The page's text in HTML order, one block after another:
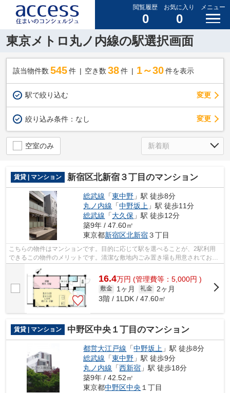
閲覧履歴
0
お気に入り
0
メニュー
東京メトロ丸ノ内線の駅選択画面
該当物件数 545件 空き数 38 件 1～30 件を表示
駅で絞り込む 変更
絞り込み条件： なし 変更
空室のみ
賃貸 | マンション 新宿区北新宿３丁目のマンション
総武線 「東中野 」駅 徒歩8分
丸ノ内線 「中野坂上 」駅 徒歩11分
総武線 「大久保 」駅 徒歩12分
築9年 / 47.60㎡
東京都新宿区北新宿３丁目
こちらの物件はマンションです。目的に応じて駅を選べることが、2駅利用
できるこの物件のメリットです。清潔な敷地内ごみ置き場も用意されており
16.4万円 (管理費等：5,000円 )
敷金 1ヶ月 礼金
2ヶ月
3階 / 1LDK / 47.60㎡
賃貸 | マンション 中野区中央１丁目のマンション
都営大江戸線 「中野坂上 」駅 徒歩8分
総武線 「東中野 」駅 徒歩9分
丸ノ内線 「西新宿 」駅 徒歩18分
築9年 / 42.52㎡
東京都中野区中央 １丁目